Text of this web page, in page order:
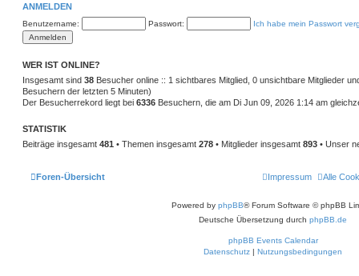
t
r
B
e
t
a
g
ANMELDEN
Benutzername: Passwort: Ich habe mein Passwort
WER IST ONLINE?
Insgesamt sind 38 Besucher online :: 1 sichtbares Mitglied, 0 unsichtbare Mitglieder
Besuchern der letzten 5 Minuten)
Der Besucherrekord liegt bei 6336 Besuchern, die am Di Jun 09, 2026 1:14 am
STATISTIK
Beiträge insgesamt 481 • Themen insgesamt 278 • Mitglieder insgesamt 893 • Unser
Foren-Übersicht Alle
Impressum
Powered by phpBB® Forum Software © phpBB
Deutsche Übersetzung durch phpBB.de
phpBB Events Calendar
Datenschutz | Nutzungsbedingungen